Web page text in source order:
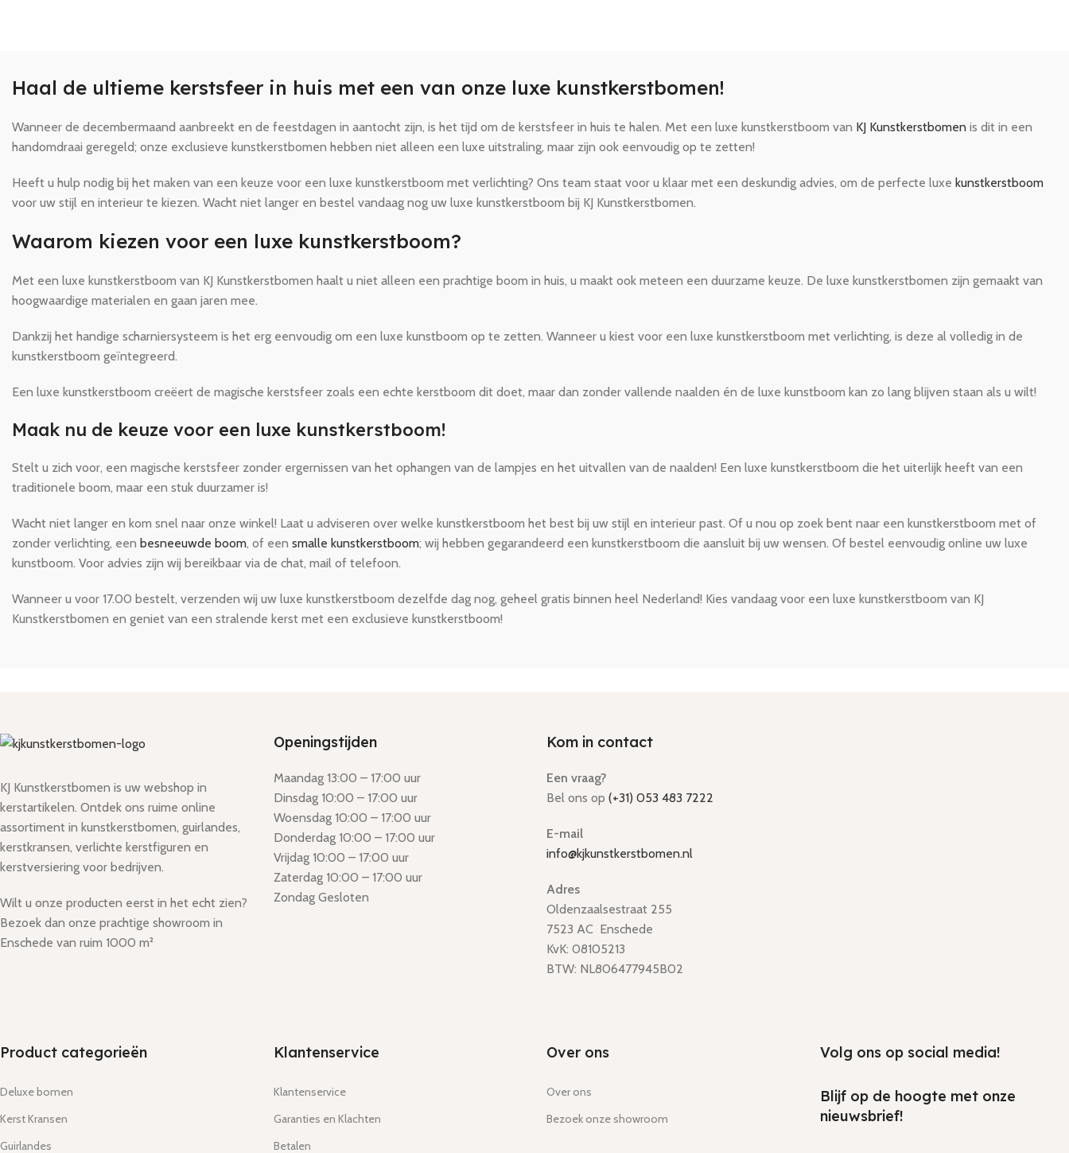
Haal de ultieme kerstsfeer in huis met een van onze luxe kunstkerstbomen!
Wanneer de decembermaand aanbreekt en de feestdagen in aantocht zijn, is het tijd om de kerstsfeer in huis te halen. Met een luxe kunstkerstboom van KJ Kunstkerstbomen is dit in een
handomdraai geregeld; onze exclusieve kunstkerstbomen hebben niet alleen een luxe uitstraling, maar zijn ook eenvoudig op te zetten!
Heeft u hulp nodig bij het maken van een keuze voor een luxe kunstkerstboom met verlichting? Ons team staat voor u klaar met een deskundig advies, om de perfecte luxe kunstkerstboom
voor uw stijl en interieur te kiezen. Wacht niet langer en bestel vandaag nog uw luxe kunstkerstboom bij KJ Kunstkerstbomen.
Waarom kiezen voor een luxe kunstkerstboom?
Met een luxe kunstkerstboom van KJ Kunstkerstbomen haalt u niet alleen een prachtige boom in huis, u maakt ook meteen een duurzame keuze. De luxe kunstkerstbomen zijn gemaakt van
hoogwaardige materialen en gaan jaren mee.
Dankzij het handige scharniersysteem is het erg eenvoudig om een luxe kunstboom op te zetten. Wanneer u kiest voor een luxe kunstkerstboom met verlichting, is deze al volledig in de
kunstkerstboom geïntegreerd.
Een luxe kunstkerstboom creëert de magische kerstsfeer zoals een echte kerstboom dit doet, maar dan zonder vallende naalden én de luxe kunstboom kan zo lang blijven staan als u wilt!
Maak nu de keuze voor een luxe kunstkerstboom!
Stelt u zich voor, een magische kerstsfeer zonder ergernissen van het ophangen van de lampjes en het uitvallen van de naalden! Een luxe kunstkerstboom die het uiterlijk heeft van een
traditionele boom, maar een stuk duurzamer is!
Wacht niet langer en kom snel naar onze winkel! Laat u adviseren over welke kunstkerstboom het best bij uw stijl en interieur past. Of u nou op zoek bent naar een kunstkerstboom met of
zonder verlichting, een besneeuwde boom, of een smalle kunstkerstboom; wij hebben gegarandeerd een kunstkerstboom die aansluit bij uw wensen. Of bestel eenvoudig online uw luxe
kunstboom. Voor advies zijn wij bereikbaar via de chat, mail of telefoon.
Wanneer u voor 17.00 bestelt, verzenden wij uw luxe kunstkerstboom dezelfde dag nog, geheel gratis binnen heel Nederland! Kies vandaag voor een luxe kunstkerstboom van KJ
Kunstkerstbomen en geniet van een stralende kerst met een exclusieve kunstkerstboom!
KJ Kunstkerstbomen is uw webshop in
kerstartikelen. Ontdek ons ruime online
assortiment in kunstkerstbomen, guirlandes,
kerstkransen, verlichte kerstfiguren en
kerstversiering voor bedrijven.
Wilt u onze producten eerst in het echt zien?
Bezoek dan onze prachtige showroom in
Enschede van ruim 1000 m²
Openingstijden
Maandag 13:00 – 17:00 uur
Dinsdag 10:00 – 17:00 uur
Woensdag 10:00 – 17:00 uur
Donderdag 10:00 – 17:00 uur
Vrijdag 10:00 – 17:00 uur
Zaterdag 10:00 – 17:00 uur
Zondag Gesloten
Kom in contact
Een vraag?
Bel ons op (+31) 053 483 7222
E-mail
info@kjkunstkerstbomen.nl
Adres
Oldenzaalsestraat 255
7523 AC Enschede
KvK: 08105213
BTW: NL806477945B02
Product categorieën
Deluxe bomen
Kerst Kransen
Guirlandes
Klantenservice
Klantenservice
Garanties en Klachten
Betalen
Over ons
Over ons
Bezoek onze showroom
Volg ons op social media!
Blijf op de hoogte met onze
nieuwsbrief!